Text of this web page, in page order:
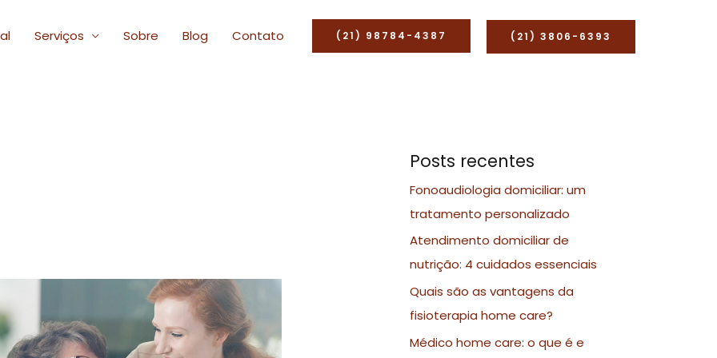
Serviços Sobre Blog Contato (21) 98784-4387 (21) 3806-6393
Posts recentes
Fonoaudiologia domiciliar: um
tratamento personalizado
Atendimento domiciliar de
nutrição: 4 cuidados essenciais
Quais são as vantagens da
fisioterapia home care?
Médico home care: o que é e